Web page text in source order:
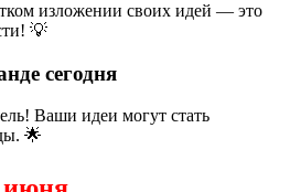
изложении своих идей — это
💡
сегодня
Ваши идеи могут стать
🌟